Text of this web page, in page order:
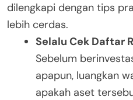
dilengkapi dengan tips
lebih cerdas.
Selalu Cek Daftar
Sebelum
apapun, luangkan
apakah aset